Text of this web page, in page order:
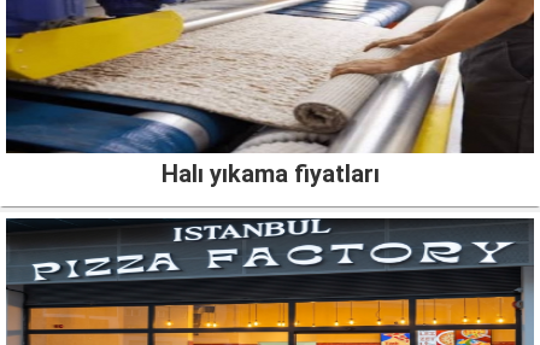
Halı yıkama fiyatları